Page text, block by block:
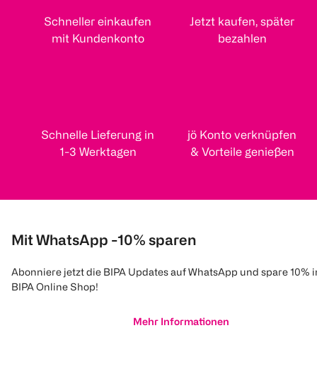
Schneller einkaufen
mit Kundenkonto
Jetzt kaufen, später
bezahlen
Schnelle Lieferung in
1-3 Werktagen
jö Konto verknüpfen
& Vorteile genießen
Mit WhatsApp -10% sparen
Abonniere jetzt die BIPA Updates auf WhatsApp und spare 10%
BIPA Online Shop!
Mehr Informationen